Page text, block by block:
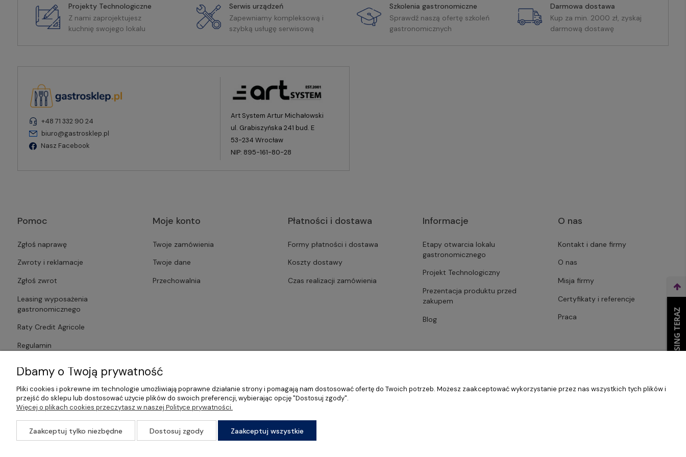
Projekty Technologiczne
Z nami zaprojektujesz
kuchnię swojego lokalu
Serwis urządzeń
Zapewniamy kompleksową i
szybką usługę serwisową
Szkolenia gastronomiczne
Sprawdź naszą ofertę szkoleń
gastronomicznych
Darmowa dostawa
Kup za min. 2000 zł, zyskaj
darmową dostawę
+48 71 332 90 24
biuro@gastrosklep.pl
Nasz Facebook
Art System Artur Michałowski
ul. Grabiszyńska 241 bud. E
53-234 Wrocław
NIP: 895-161-80-28
Pomoc
Zgłoś naprawę
Zwroty i reklamacje
Zgłoś zwrot
Leasing wyposażenia
gastronomicznego
Raty Credit Agricole
Regulamin
Moje konto
Twoje zamówienia
Twoje dane
Przechowalnia
Płatności i dostawa
Formy płatności i dostawa
Koszty dostawy
Czas realizacji zamówienia
Informacje
Etapy otwarcia lokalu
gastronomicznego
Projekt Technologiczny
Prezentacja produktu przed
zakupem
Blog
O nas
Kontakt i dane firmy
O nas
Misja firmy
Certyfikaty i referencje
Praca
©2026 Wszelkie Prawa Zastrzeżone | Gastrosklep | Wyposażenie gastronomii, restauracji oraz barów
Sklep internetowy Shoper Premium
Dbamy o Twoją prywatność
Pliki cookies i pokrewne im technologie umożliwiają poprawne działanie strony i pomagają nam dostosować ofertę do Twoich potrzeb. Możesz zaakceptować wykorzystanie przez nas wszystkich tych plików i
przejść do sklepu lub dostosować użycie plików do swoich preferencji, wybierając opcję "Dostosuj zgody".
Więcej o plikach cookies przeczytasz w naszej Polityce prywatności.
Zaakceptuj tylko niezbędne Dostosuj zgody Zaakceptuj wszystkie
WEŹ LEASING TERAZ